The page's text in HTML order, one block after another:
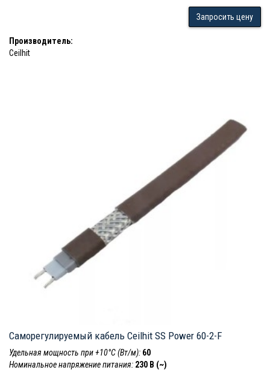
Запросить цену
Производитель:
Ceilhit
Саморегулируемый кабель Ceilhit SS Power 60-2-F
Удельная мощность при +10°С (Вт/м): 60
Номинальное напряжение питания: 230 В (~)